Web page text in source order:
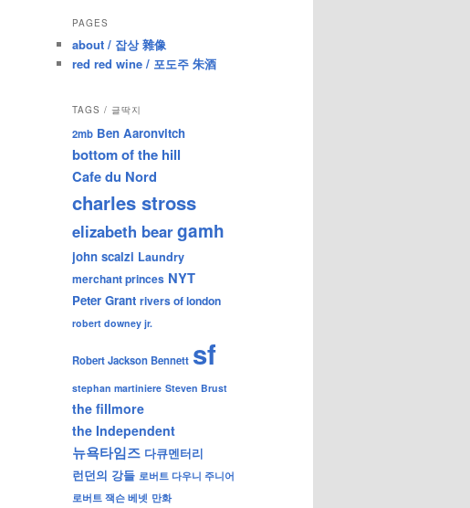
PAGES
about / 잡상 雜像
red red wine / 포도주 朱酒
TAGS / 글딱지
2mb Ben Aaronvitch
bottom of the hill
Cafe du Nord
charles stross
elizabeth beargamh
john scalzi Laundry
merchant princes NYT
Peter Grant rivers of london
robert downey jr.
Robert Jackson Bennett sf
stephan martiniere Steven Brust
the fillmore
the Independent
뉴욕타임즈 다큐멘터리
런던의 강들 로버트 다우니 주니어
로버트 잭슨 베넷 만화